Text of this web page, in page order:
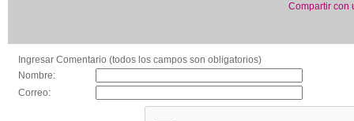
Compartir con
Ingresar Comentario (todos los campos son obligatorios)
Nombre:
Correo: